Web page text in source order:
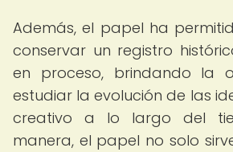
Además, el papel ha
conservar un registro
en proceso, brindando la
estudiar la evolución de las
creativo a lo largo del
manera, el papel no solo